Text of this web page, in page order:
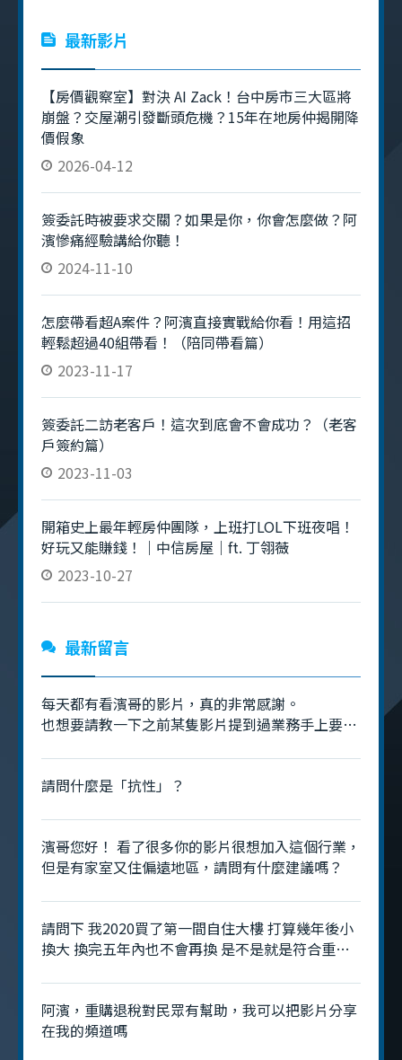
最新影片
【房價觀察室】對決 AI Zack！台中房市三大區將
崩盤？交屋潮引發斷頭危機？15年在地房仲揭開降
價假象
2026-04-12
簽委託時被要求交關？如果是你，你會怎麼做？阿
濱慘痛經驗講給你聽！
2024-11-10
怎麼帶看超A案件？阿濱直接實戰給你看！用這招
輕鬆超過40組帶看！（陪同帶看篇）
2023-11-17
簽委託二訪老客戶！這次到底會不會成功？（老客
戶簽約篇）
2023-11-03
開箱史上最年輕房仲團隊，上班打LOL下班夜唱！
好玩又能賺錢！｜中信房屋｜ft. 丁翎薇
2023-10-27
最新留言
每天都有看濱哥的影片，真的非常感謝。
也想要請教一下之前某隻影片提到過業務手上要有
嗎？
請問什麼是「抗性」？
濱哥您好！ 看了很多你的影片很想加入這個行業，
但是有家室又住偏遠地區，請問有什麼建議嗎？
請問下 我2020買了第一間自住大樓 打算幾年後小
換大 換完五年內也不會再換 是不是就是符合重購
一稅?
阿濱，重購退稅對民眾有幫助，我可以把影片分享
在我的頻道嗎